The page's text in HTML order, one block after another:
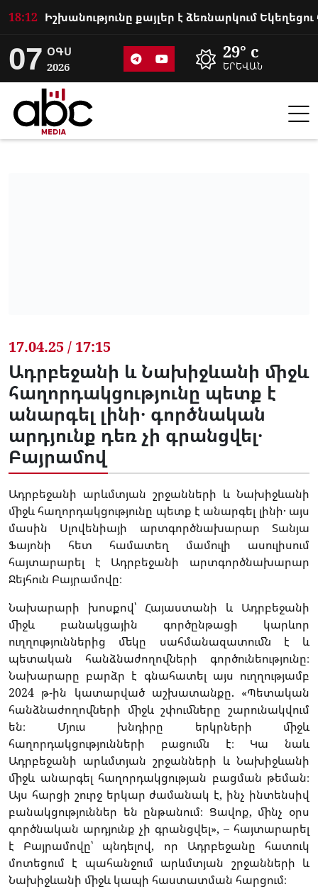
18:12
07 ՕԳՍ
2026
29° c
ԵՐԵՎԱՆ
17.04.25 / 17:15
Ադրբեջանի և Նախիջևանի միջև
հաղորդակցությունը պետք է
անարգել լինի․ գործնական
արդյունք դեռ չի գրանցվել․
Բայրամով
Ադրբեջանի արևմտյան շրջանների և Նախիջևանի
միջև հաղորդակցությունը պետք է անարգել լինի․ այս
մասին Սլովենիայի արտգործնախարար Տանյա
Ֆայոնի հետ համատեղ մամուլի ասուլիսում
հայտարարել է Ադրբեջանի արտգործնախարար
Ջեյհուն Բայրամովը։
Նախարարի խոսքով՝ Հայաստանի և Ադրբեջանի
միջև բանակցային գործընթացի կարևոր
ուղղություններից մեկը սահմանազատումն է և
պետական հանձնաժողովների գործունեությունը։
Նախարարը բարձր է գնահատել այս ուղղությամբ
2024 թ-ին կատարված աշխատանքը. «Պետական
հանձնաժողովների միջև շփումները շարունակվում
են։ Մյուս խնդիրը երկրների միջև
հաղորդակցությունների բացումն է։ Կա նաև
Ադրբեջանի արևմտյան շրջանների և Նախիջևանի
միջև անարգել հաղորդակցության բացման թեման։
Այս հարցի շուրջ երկար ժամանակ է, ինչ ինտենսիվ
բանակցություններ են ընթանում։ Ցավոք, մինչ օրս
գործնական արդյունք չի գրանցվել», – հայտարարել
է Բայրամովը՝ պնդելով, որ Ադրբեջանը հատուկ
մոտեցում է պահանջում արևմտյան շրջանների և
Նախիջևանի միջև կապի հաստատման հարցում։